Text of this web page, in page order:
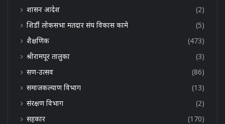
शासन आदेश
(2)
शिर्डी लोकसभा मतदार संघ विकास कामे
(5)
शैक्षणिक
(473)
श्रीरामपूर तालुका
(3)
सण-उत्सव
(86)
समाजकल्याण विभाग
(13)
संरक्षण विभाग
(2)
सहकार
(170)